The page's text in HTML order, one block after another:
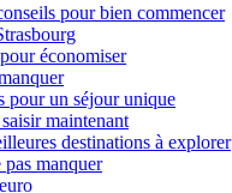
pour bien commencer
économiser
pour un séjour unique
maintenant
destinations à explorer
manquer